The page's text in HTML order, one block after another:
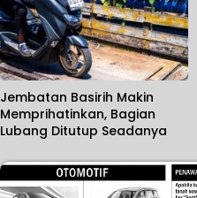
Jembatan Basirih Makin
Memprihatinkan, Bagian
Lubang Ditutup Seadanya